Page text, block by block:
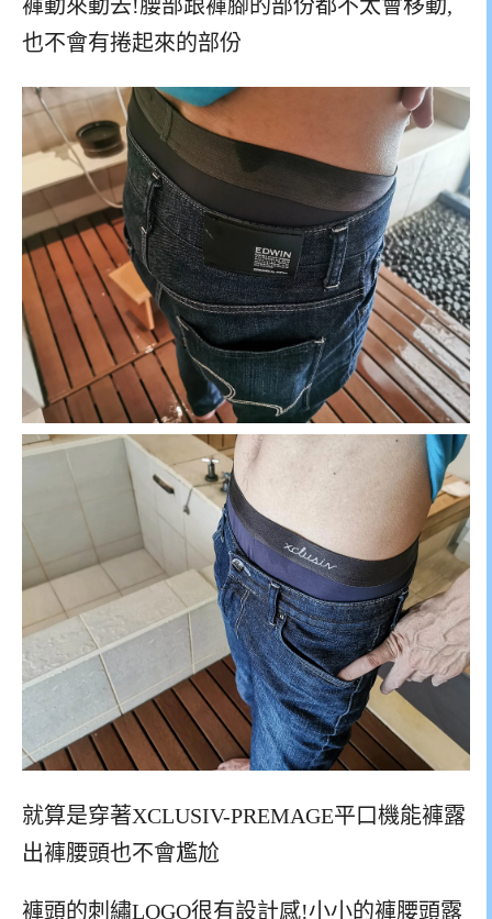
褲動來動去!腰部跟褲腳的部份都不太會移動,
也不會有捲起來的部份
就算是穿著XCLUSIV-PREMAGE平口機能褲露
出褲腰頭也不會尷尬
褲頭的刺繡LOGO很有設計感!小小的褲腰頭露